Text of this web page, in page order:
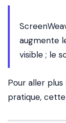
augmente
visible ; le
Pour aller
pratique,